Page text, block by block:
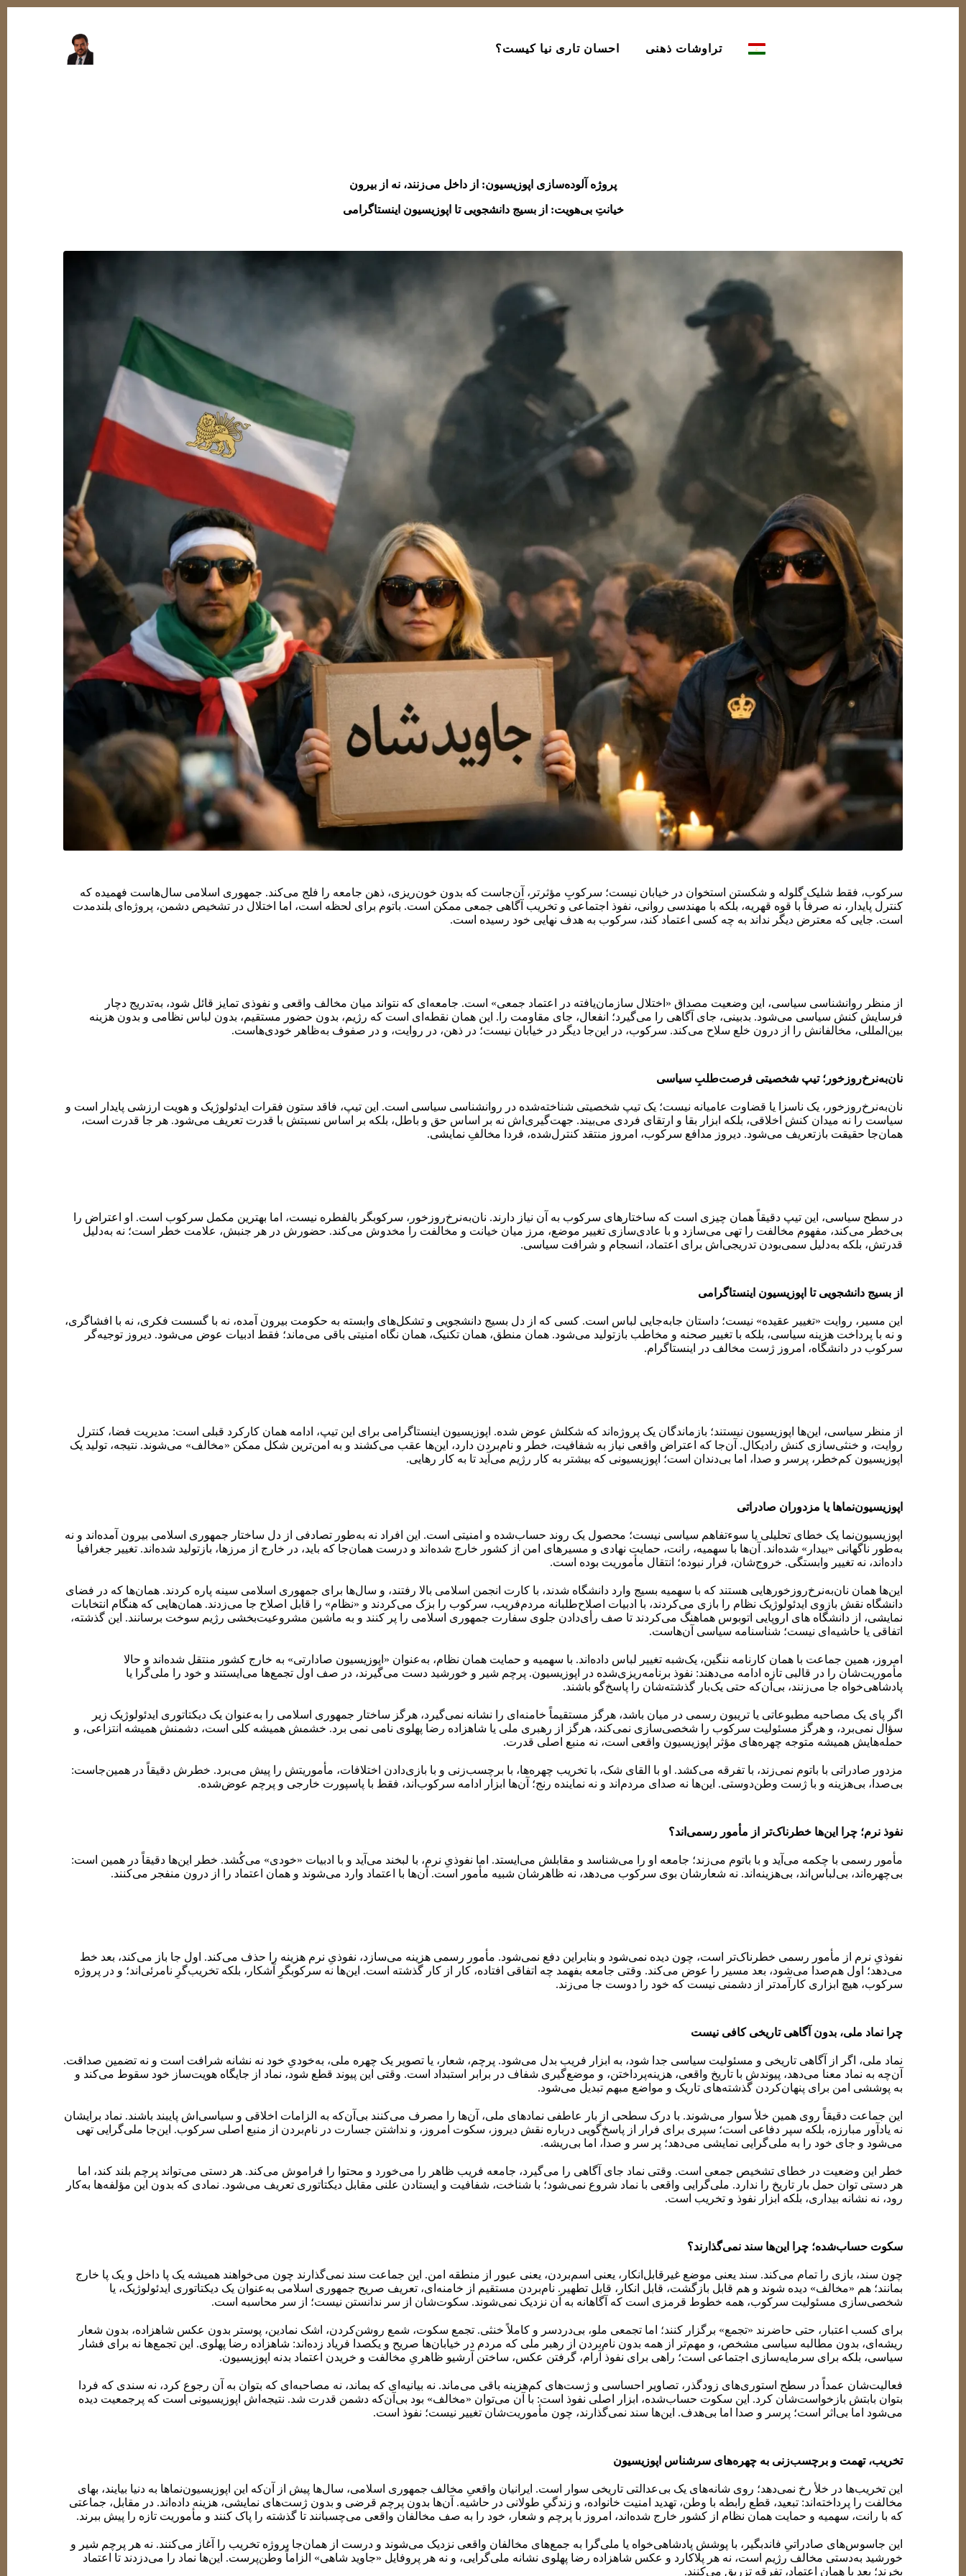
احسان تاری نیا کیست؟ تراوشات ذهنی
پروژه آلوده‌سازی اپوزیسیون: از داخل می‌زنند، نه از بیرون
خیانتِ بی‌هویت: از بسیج دانشجویی تا اپوزیسیون اینستاگرامی
سرکوب، فقط شلیک گلوله و شکستن استخوان در خیابان نیست؛ سرکوبِ مؤثرتر، آن‌جاست که بدون خون‌ریزی، ذهن جامعه را فلج می‌کند. جمهوری اسلامی سال‌هاست فهمیده که
کنترل پایدار، نه صرفاً با قوه قهریه، بلکه با مهندسی روانی، نفوذ اجتماعی و تخریب آگاهی جمعی ممکن است. باتوم برای لحظه است، اما اختلال در تشخیص دشمن، پروژه‌ای بلندمدت
است. جایی که معترض دیگر نداند به چه کسی اعتماد کند، سرکوب به هدف نهایی خود رسیده است.
از منظر روانشناسی سیاسی، این وضعیت مصداق «اختلال سازمان‌یافته در اعتماد جمعی» است. جامعه‌ای که نتواند میان مخالف واقعی و نفوذی تمایز قائل شود، به‌تدریج دچار
فرسایش کنش سیاسی می‌شود. بدبینی، جای آگاهی را می‌گیرد؛ انفعال، جای مقاومت را. این همان نقطه‌ای است که رژیم، بدون حضور مستقیم، بدون لباس نظامی و بدون هزینه
بین‌المللی، مخالفانش را از درون خلع سلاح می‌کند. سرکوب، در این‌جا دیگر در خیابان نیست؛ در ذهن، در روایت، و در صفوف به‌ظاهر خودی‌هاست.
نان‌به‌نرخ‌روزخور؛ تیپ شخصیتی فرصت‌طلبِ سیاسی
نان‌به‌نرخ‌روزخور، یک ناسزا یا قضاوت عامیانه نیست؛ یک تیپ شخصیتی شناخته‌شده در روانشناسی سیاسی است. این تیپ، فاقد ستون فقرات ایدئولوژیک و هویت ارزشی پایدار است و
سیاست را نه میدان کنش اخلاقی، بلکه ابزار بقا و ارتقای فردی می‌بیند. جهت‌گیری‌اش نه بر اساس حق و باطل، بلکه بر اساس نسبتش با قدرت تعریف می‌شود. هر جا قدرت است،
همان‌جا حقیقت بازتعریف می‌شود. دیروز مدافع سرکوب، امروز منتقد کنترل‌شده، فردا مخالفِ نمایشی.
در سطح سیاسی، این تیپ دقیقاً همان چیزی است که ساختارهای سرکوب به آن نیاز دارند. نان‌به‌نرخ‌روزخور، سرکوبگر بالفطره نیست، اما بهترین مکمل سرکوب است. او اعتراض را
بی‌خطر می‌کند، مفهوم مخالفت را تهی می‌سازد و با عادی‌سازی تغییر موضع، مرز میان خیانت و مخالفت را مخدوش می‌کند. حضورش در هر جنبش، علامت خطر است؛ نه به‌دلیل
قدرتش، بلکه به‌دلیل سمی‌بودن تدریجی‌اش برای اعتماد، انسجام و شرافت سیاسی.
از بسیج دانشجویی تا اپوزیسیون اینستاگرامی
این مسیر، روایت «تغییر عقیده» نیست؛ داستان جابه‌جایی لباس است. کسی که از دل بسیج دانشجویی و تشکل‌های وابسته به حکومت بیرون آمده، نه با گسست فکری، نه با افشاگری،
و نه با پرداخت هزینه سیاسی، بلکه با تغییر صحنه و مخاطب بازتولید می‌شود. همان منطق، همان تکنیک، همان نگاه امنیتی باقی می‌ماند؛ فقط ادبیات عوض می‌شود. دیروز توجیه‌گر
سرکوب در دانشگاه، امروز ژست مخالف در اینستاگرام.
از منظر سیاسی، این‌ها اپوزیسیون نیستند؛ بازماندگان یک پروژه‌اند که شکلش عوض شده. اپوزیسیون اینستاگرامی برای این تیپ، ادامه همان کارکرد قبلی است: مدیریت فضا، کنترل
روایت، و خنثی‌سازی کنش رادیکال. آن‌جا که اعتراض واقعی نیاز به شفافیت، خطر و نام‌بردن دارد، این‌ها عقب می‌کشند و به امن‌ترین شکل ممکن «مخالف» می‌شوند. نتیجه، تولید یک
اپوزیسیون کم‌خطر، پرسر و صدا، اما بی‌دندان است؛ اپوزیسیونی که بیشتر به کار رژیم می‌آید تا به کار رهایی.
اپوزیسیون‌نماها یا مزدوران صادراتی
اپوزیسیون‌نما یک خطای تحلیلی یا سوءتفاهم سیاسی نیست؛ محصول یک روند حساب‌شده و امنیتی است. این افراد نه به‌طور تصادفی از دل ساختار جمهوری اسلامی بیرون آمده‌اند و نه
به‌طور ناگهانی «بیدار» شده‌اند. آن‌ها با سهمیه، رانت، حمایت نهادی و مسیرهای امن از کشور خارج شده‌اند و درست همان‌جا که باید، در خارج از مرزها، بازتولید شده‌اند. تغییر جغرافیا
داده‌اند، نه تغییر وابستگی. خروج‌شان، فرار نبوده؛ انتقال مأموریت بوده است.
این‌ها همان نان‌به‌نرخ‌روزخورهایی هستند که با سهمیه بسیج وارد دانشگاه شدند، با کارت انجمن اسلامی بالا رفتند، و سال‌ها برای جمهوری اسلامی سینه پاره کردند. همان‌ها که در فضای
دانشگاه نقش بازوی ایدئولوژیک نظام را بازی می‌کردند، با ادبیات اصلاح‌طلبانه مردم‌فریب، سرکوب را بزک می‌کردند و «نظام» را قابل اصلاح جا می‌زدند. همان‌هایی که هنگام انتخابات
نمایشی، از دانشگاه های اروپایی اتوبوس هماهنگ می‌کردند تا صف رأی‌دادن جلوی سفارت جمهوری اسلامی را پر کنند و به ماشین مشروعیت‌بخشی رژیم سوخت برسانند. این گذشته،
اتفاقی یا حاشیه‌ای نیست؛ شناسنامه سیاسی آن‌هاست.
امروز، همین جماعت با همان کارنامه ننگین، یک‌شبه تغییر لباس داده‌اند. با سهمیه و حمایت همان نظام، به‌عنوان «اپوزیسیون صادارتی» به خارج کشور منتقل شده‌اند و حالا
مأموریت‌شان را در قالبی تازه ادامه می‌دهند: نفوذ برنامه‌ریزی‌شده در اپوزیسیون. پرچم شیر و خورشید دست می‌گیرند، در صف اول تجمع‌ها می‌ایستند و خود را ملی‌گرا یا
پادشاهی‌خواه جا می‌زنند، بی‌آن‌که حتی یک‌بار گذشته‌شان را پاسخ‌گو باشند.
اگر پای یک مصاحبه مطبوعاتی یا تریبون رسمی در میان باشد، هرگز مستقیماً خامنه‌ای را نشانه نمی‌گیرد، هرگز ساختار جمهوری اسلامی را به‌عنوان یک دیکتاتوری ایدئولوژیک زیر
سؤال نمی‌برد، و هرگز مسئولیت سرکوب را شخصی‌سازی نمی‌کند، هرگز از رهبری ملی یا شاهزاده رضا پهلوی نامی نمی برد. خشمش همیشه کلی است، دشمنش همیشه انتزاعی، و
حمله‌هایش همیشه متوجه چهره‌های مؤثر اپوزیسیون واقعی است، نه منبع اصلی قدرت.
مزدور صادراتی با باتوم نمی‌زند، با تفرقه می‌کشد. او با القای شک، با تخریب چهره‌ها، با برچسب‌زنی و با بازی‌دادن اختلافات، مأموریتش را پیش می‌برد. خطرش دقیقاً در همین‌جاست:
بی‌صدا، بی‌هزینه و با ژست وطن‌دوستی. این‌ها نه صدای مردم‌اند و نه نماینده رنج؛ آن‌ها ابزار ادامه سرکوب‌اند، فقط با پاسپورت خارجی و پرچم عوض‌شده.
نفوذ نرم؛ چرا این‌ها خطرناک‌تر از مأمور رسمی‌اند؟
مأمور رسمی با چکمه می‌آید و با باتوم می‌زند؛ جامعه او را می‌شناسد و مقابلش می‌ایستد. اما نفوذیِ نرم، با لبخند می‌آید و با ادبیات «خودی» می‌کُشد. خطر این‌ها دقیقاً در همین است:
بی‌چهره‌اند، بی‌لباس‌اند، بی‌هزینه‌اند. نه شعارشان بوی سرکوب می‌دهد، نه ظاهرشان شبیه مأمور است. آن‌ها با اعتماد وارد می‌شوند و همان اعتماد را از درون منفجر می‌کنند.
نفوذیِ نرم از مأمور رسمی خطرناک‌تر است، چون دیده نمی‌شود و بنابراین دفع نمی‌شود. مأمور رسمی هزینه می‌سازد، نفوذیِ نرم هزینه را حذف می‌کند. اول جا باز می‌کند، بعد خط
می‌دهد؛ اول هم‌صدا می‌شود، بعد مسیر را عوض می‌کند. وقتی جامعه بفهمد چه اتفاقی افتاده، کار از کار گذشته است. این‌ها نه سرکوبگرِ آشکار، بلکه تخریب‌گرِ نامرئی‌اند؛ و در پروژه
سرکوب، هیچ ابزاری کارآمدتر از دشمنی نیست که خود را دوست جا می‌زند.
چرا نماد ملی، بدون آگاهی تاریخی کافی نیست
نماد ملی، اگر از آگاهی تاریخی و مسئولیت سیاسی جدا شود، به ابزار فریب بدل می‌شود. پرچم، شعار، یا تصویر یک چهره ملی، به‌خودیِ خود نه نشانه شرافت است و نه تضمین صداقت.
آن‌چه به نماد معنا می‌دهد، پیوندش با تاریخ واقعی، هزینه‌پرداختن، و موضع‌گیری شفاف در برابر استبداد است. وقتی این پیوند قطع شود، نماد از جایگاه هویت‌ساز خود سقوط می‌کند و
به پوششی امن برای پنهان‌کردن گذشته‌های تاریک و مواضع مبهم تبدیل می‌شود.
این جماعت دقیقاً روی همین خلأ سوار می‌شوند. با درک سطحی از بار عاطفی نمادهای ملی، آن‌ها را مصرف می‌کنند بی‌آن‌که به الزامات اخلاقی و سیاسی‌اش پایبند باشند. نماد برایشان
نه یادآور مبارزه، بلکه سپر دفاعی است؛ سپری برای فرار از پاسخ‌گویی درباره نقش دیروز، سکوت امروز، و نداشتن جسارت در نام‌بردن از منبع اصلی سرکوب. این‌جا ملی‌گرایی تهی
می‌شود و جای خود را به ملی‌گرایی نمایشی می‌دهد؛ پر سر و صدا، اما بی‌ریشه.
خطر این وضعیت در خطای تشخیص جمعی است. وقتی نماد جای آگاهی را می‌گیرد، جامعه فریب ظاهر را می‌خورد و محتوا را فراموش می‌کند. هر دستی می‌تواند پرچم بلند کند، اما
هر دستی توان حمل بار تاریخ را ندارد. ملی‌گرایی واقعی با نماد شروع نمی‌شود؛ با شناخت، شفافیت و ایستادن علنی مقابل دیکتاتوری تعریف می‌شود. نمادی که بدون این مؤلفه‌ها به‌کار
رود، نه نشانه بیداری، بلکه ابزار نفوذ و تخریب است.
سکوت حساب‌شده؛ چرا این‌ها سند نمی‌گذارند؟
چون سند، بازی را تمام می‌کند. سند یعنی موضع غیرقابل‌انکار، یعنی اسم‌بردن، یعنی عبور از منطقه امن. این جماعت سند نمی‌گذارند چون می‌خواهند همیشه یک پا داخل و یک پا خارج
بمانند؛ هم «مخالف» دیده شوند و هم قابل بازگشت، قابل انکار، قابل تطهیر. نام‌بردن مستقیم از خامنه‌ای، تعریف صریح جمهوری اسلامی به‌عنوان یک دیکتاتوری ایدئولوژیک، یا
شخصی‌سازی مسئولیت سرکوب، همه خطوط قرمزی است که آگاهانه به آن نزدیک نمی‌شوند. سکوت‌شان از سر ندانستن نیست؛ از سر محاسبه است.
برای کسب اعتبار، حتی حاضرند «تجمع» برگزار کنند؛ اما تجمعی ملو، بی‌دردسر و کاملاً خنثی. تجمع سکوت، شمع روشن‌کردن، اشک نمادین، پوستر بدون عکس شاهزاده، بدون شعار
ریشه‌ای، بدون مطالبه سیاسی مشخص، و مهم‌تر از همه بدون نام‌بردن از رهبر ملی که مردم در خیابان‌ها صریح و یکصدا فریاد زده‌اند: شاهزاده رضا پهلوی. این تجمع‌ها نه برای فشار
سیاسی، بلکه برای سرمایه‌سازی اجتماعی است؛ راهی برای نفوذ آرام، گرفتن عکس، ساختن آرشیو ظاهریِ مخالفت و خریدن اعتماد بدنه اپوزیسیون.
فعالیت‌شان عمداً در سطح استوری‌های زودگذر، تصاویر احساسی و ژست‌های کم‌هزینه باقی می‌ماند. نه بیانیه‌ای که بماند، نه مصاحبه‌ای که بتوان به آن رجوع کرد، نه سندی که فردا
بتوان بابتش بازخواست‌شان کرد. این سکوت حساب‌شده، ابزار اصلی نفوذ است: با آن می‌توان «مخالف» بود بی‌آن‌که دشمن قدرت شد. نتیجه‌اش اپوزیسیونی است که پرجمعیت دیده
می‌شود اما بی‌اثر است؛ پرسر و صدا اما بی‌هدف. این‌ها سند نمی‌گذارند، چون مأموریت‌شان تغییر نیست؛ نفوذ است.
تخریب، تهمت و برچسب‌زنی به چهره‌های سرشناس اپوزیسیون
این تخریب‌ها در خلأ رخ نمی‌دهد؛ روی شانه‌های یک بی‌عدالتی تاریخی سوار است. ایرانیان واقعیِ مخالف جمهوری اسلامی، سال‌ها پیش از آن‌که این اپوزیسیون‌نماها به دنیا بیایند، بهای
مخالفت را پرداخته‌اند: تبعید، قطع رابطه با وطن، تهدید امنیت خانواده، و زندگیِ طولانی در حاشیه. آن‌ها بدون پرچم قرضی و بدون ژست‌های نمایشی، هزینه داده‌اند. در مقابل، جماعتی
که با رانت، سهمیه و حمایت همان نظام از کشور خارج شده‌اند، امروز با پرچم‌ و شعار، خود را به صف مخالفان واقعی می‌چسبانند تا گذشته را پاک کنند و مأموریت تازه را پیش ببرند.
این جاسوس‌های صادراتیِ فاندبگیر، با پوشش پادشاهی‌خواه یا ملی‌گرا به جمع‌های مخالفان واقعی نزدیک می‌شوند و درست از همان‌جا پروژه تخریب را آغاز می‌کنند. نه هر پرچم شیر و
خورشید به‌دستی مخالف رژیم است، نه هر پلاکارد و عکس شاهزاده رضا پهلوی نشانه ملی‌گرایی، و نه هر پروفایل «جاوید شاهی» الزاماً وطن‌پرست. این‌ها نماد را می‌دزدند تا اعتماد
بخرند؛ بعد با همان اعتماد، تفرقه تزریق می‌کنند.